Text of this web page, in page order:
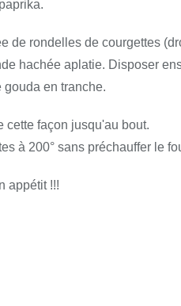
paprika.
de rondelles de courgettes
hachée aplatie. Disposer
gouda en tranche.
cette façon jusqu'au bout.
à 200° sans préchauffer le
appétit !!!